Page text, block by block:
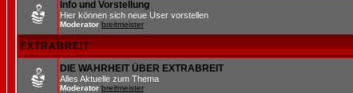
Info und Vorstellung
Hier können sich neue User vorstellen
Moderator breitmeister
EXTRABREIT
DIE WAHRHEIT ÜBER EXTRABREIT
Alles Aktuelle zum Thema
Moderator breitmeister